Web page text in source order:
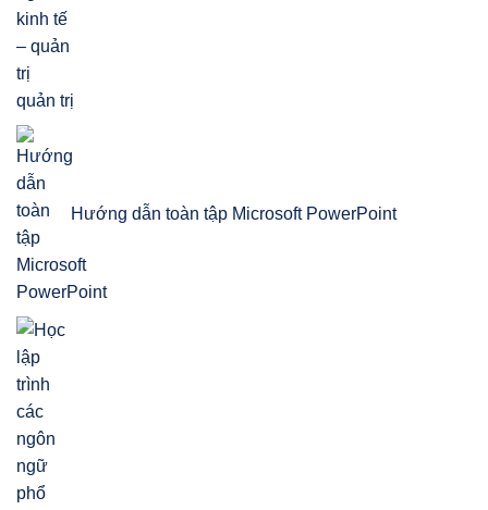
quản trị
Hướng dẫn toàn tập Microsoft PowerPoint